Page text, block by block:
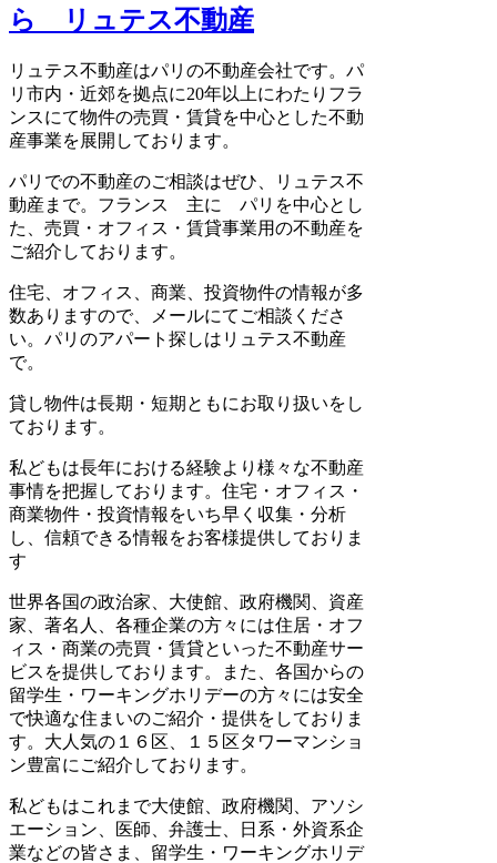
ら リュテス不動産
リュテス不動産はパリの不動産会社です。パ
リ市内・近郊を拠点に20年以上にわたりフラ
ンスにて物件の売買・賃貸を中心とした不動
産事業を展開しております。
パリでの不動産のご相談はぜひ、リュテス不
動産まで。フランス 主に パリを中心とし
た、売買・オフィス・賃貸事業用の不動産を
ご紹介しております。
住宅、オフィス、商業、投資物件の情報が多
数ありますので、メールにてご相談くださ
い。パリのアパート探しはリュテス不動産
で。
貸し物件は長期・短期ともにお取り扱いをし
ております。
私どもは長年における経験より様々な不動産
事情を把握しております。住宅・オフィス・
商業物件・投資情報をいち早く収集・分析
し、信頼できる情報をお客様提供しておりま
す
世界各国の政治家、大使館、政府機関、資産
家、著名人、各種企業の方々には住居・オフ
ィス・商業の売買・賃貸といった不動産サー
ビスを提供しております。また、各国からの
留学生・ワーキングホリデーの方々には安全
で快適な住まいのご紹介・提供をしておりま
す。大人気の１６区、１５区タワーマンショ
ン豊富にご紹介しております。
私どもはこれまで大使館、政府機関、アソシ
エーション、医師、弁護士、日系・外資系企
業などの皆さま、留学生・ワーキングホリデ